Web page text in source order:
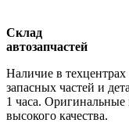
Склад
автозапчастей
Наличие в
запасных частей и
1 часа. Оригинальные
высокого качества.